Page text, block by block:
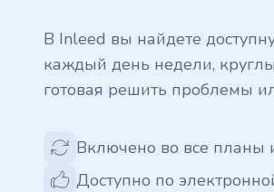
В Inleed вы найдете
каждый день недели,
готовая решить проблемы
Включено во все планы
Доступно по